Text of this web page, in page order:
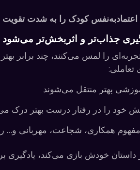
اعتمادبه‌نفس کودک را به شدت تقویت
را لمس می‌کنند، چند برابر بهتر
تعاملی:
بهتر منتقل می‌شوند
خود را در رفتار درست بهتر درک
مفهوم همکاری، شجاعت، مهربانی و…
خودش بازی می‌کند، یادگیری